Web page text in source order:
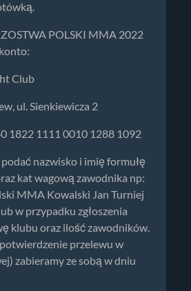
POLSKI MMA 2022
Club
ul. Sienkiewicza 2
1822 1111 0010 1288 1092
nazwisko i imię formułę
kat wagową zawodnika np:
MMA Kowalski Jan Turniej
w przypadku zgłoszenia
klubu oraz ilość zawodników.
przelewu w
zabieramy ze sobą w dniu